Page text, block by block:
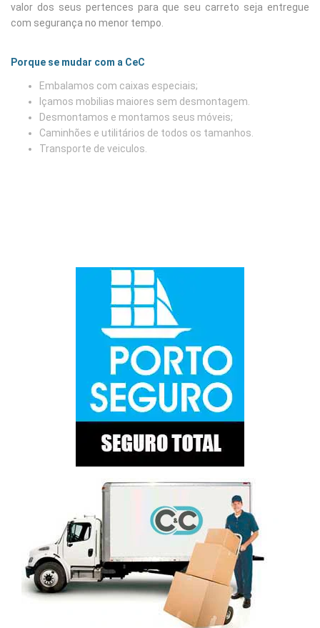
valor dos seus pertences para que seu carreto seja entregue
com segurança no menor tempo.
Porque se mudar com a CeC
Embalamos com caixas especiais;
Içamos mobilias maiores sem desmontagem.
Desmontamos e montamos seus móveis;
Caminhões e utilitários de todos os tamanhos.
Transporte de veiculos.